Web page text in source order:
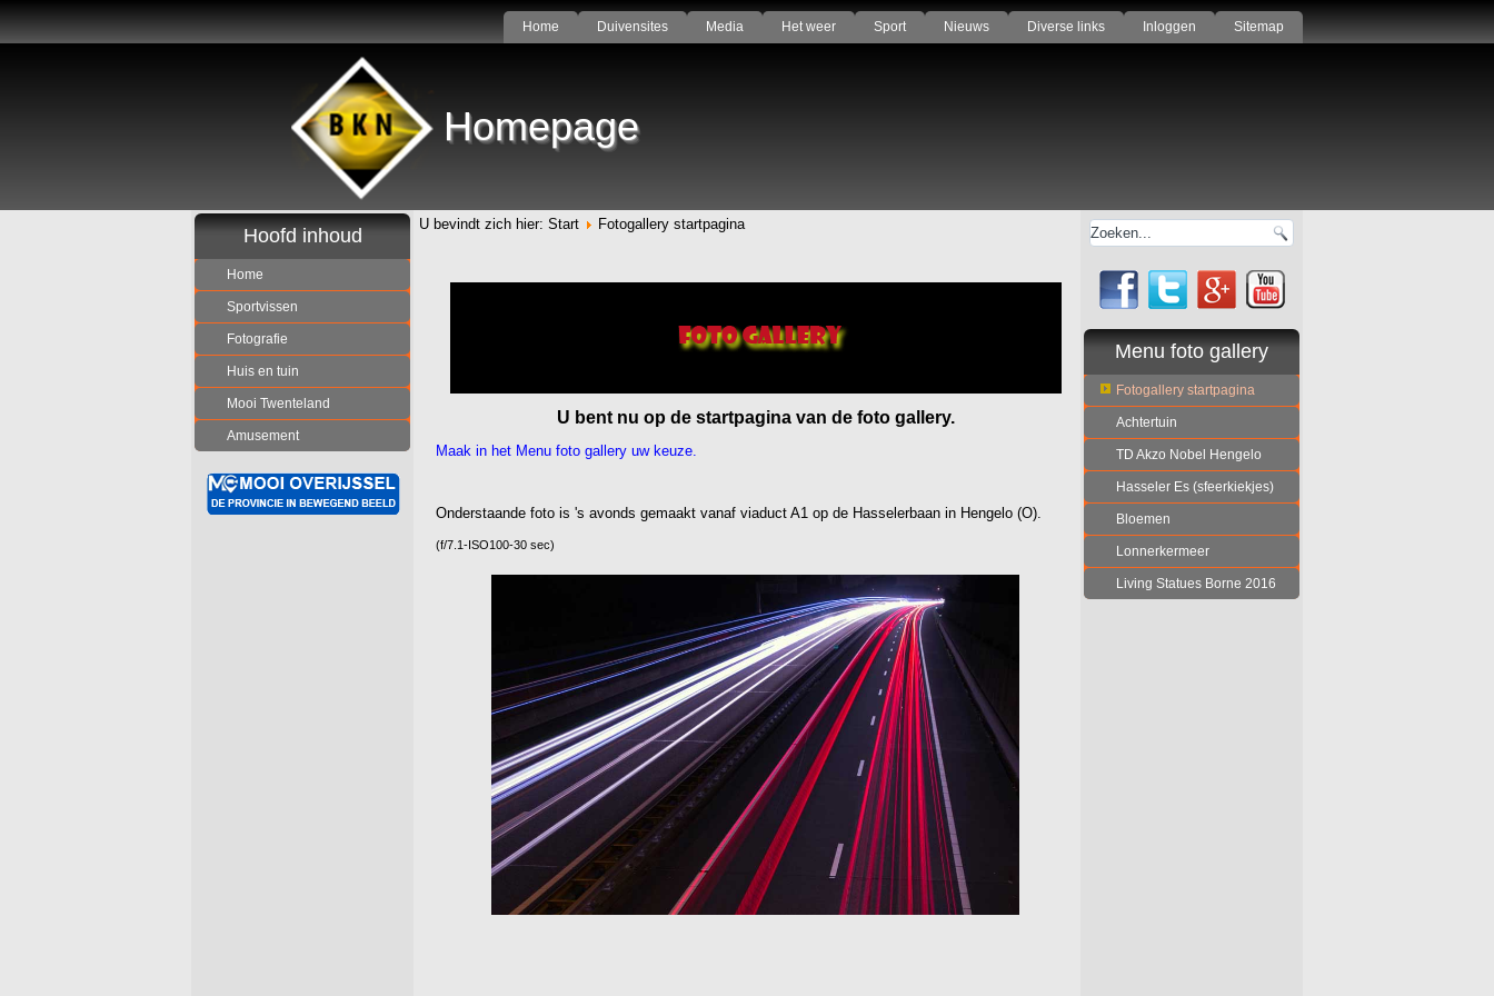
Home Duivensites Media Het weer Sport Nieuws Diverse links Inloggen Sitemap
Homepage
Hoofd inhoud
Home
Sportvissen
Fotografie
Huis en tuin
Mooi Twenteland
Amusement
U bevindt zich hier: Start Fotogallery startpagina
U bent nu op de startpagina van de foto gallery.
Maak in het Menu foto gallery uw keuze.
Onderstaande foto is 's avonds gemaakt vanaf viaduct A1 op de Hasselerbaan in Hengelo (O).
(f/7.1-ISO100-30 sec)
Menu foto gallery
Fotogallery startpagina
Achtertuin
TD Akzo Nobel Hengelo
Hasseler Es (sfeerkiekjes)
Bloemen
Lonnerkermeer
Living Statues Borne 2016